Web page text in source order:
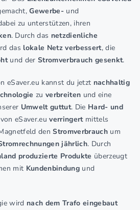
Gewerbe- und
zu unterstützen, ihren
. Durch das netzdienliche
das lokale Netz verbessert, die
und derStromverbrauch gesenkt.
eSaver.eu kannst du jetzt nachhaltig
zuverbreiten und eine
Umwelt guttut. Die Hard- und
von eSaver.euverringertmittels
denStromverbrauchum
jährlich. Durch
produzierte Produkte überzeugt
mit Kundenbindungund
wird nach dem Trafo eingebaut